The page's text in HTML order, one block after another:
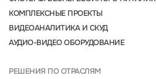
КОМПЛЕКСНЫЕ ПРОЕКТЫ
ВИДЕОАНАЛИТИКА И СКУД
АУДИО-ВИДЕО ОБОРУДОВАНИЕ
РЕШЕНИЯ ПО ОТРАСЛЯМ